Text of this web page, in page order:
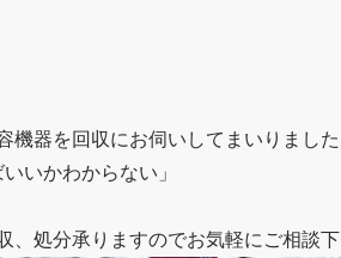
器を回収にお伺いしてまいりました
いかわからない」
処分承りますのでお気軽にご相談下